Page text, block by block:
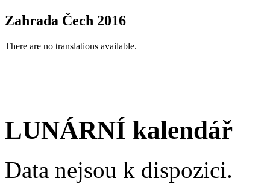
Zahrada Čech 2016
There are no translations available.
LUNÁRNÍ kalendář
Data nejsou k dispozici.